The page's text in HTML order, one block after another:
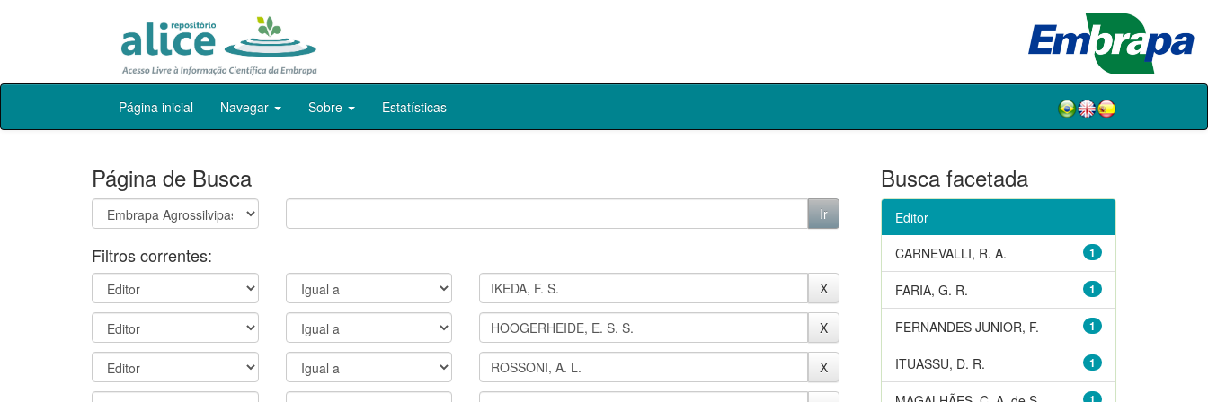
Skip
Página inicial Navegar Sobre Estatísticas
Página de Busca
Filtros correntes:
Busca facetada
Editor
1
CARNEVALLI, R. A.
1
FARIA, G. R.
1
FERNANDES JUNIOR, F.
1
ITUASSU, D. R.